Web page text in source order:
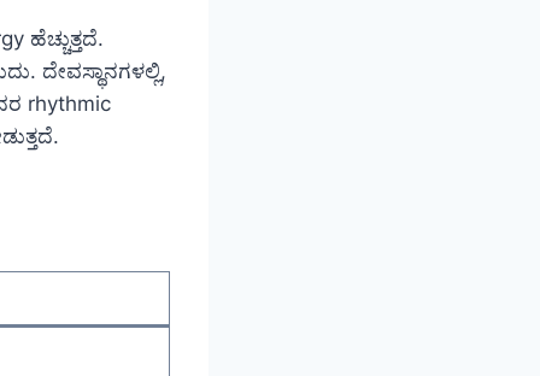
ಹೆಚ್ಚುತ್ತದೆ.
ದೇವಸ್ಥಾನಗಳಲ್ಲಿ,
rhythmic